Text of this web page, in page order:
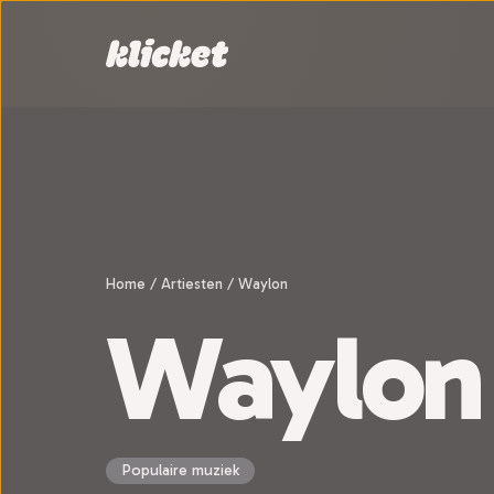
Home / Artiesten / Waylon
Waylon
Populaire muziek